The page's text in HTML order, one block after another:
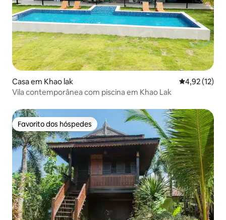
Casa em Khao lak Classificação
4,92 (12)
Vila contemporânea com piscina em Khao Lak
Favorito dos hóspedes
Favorito dos hóspedes